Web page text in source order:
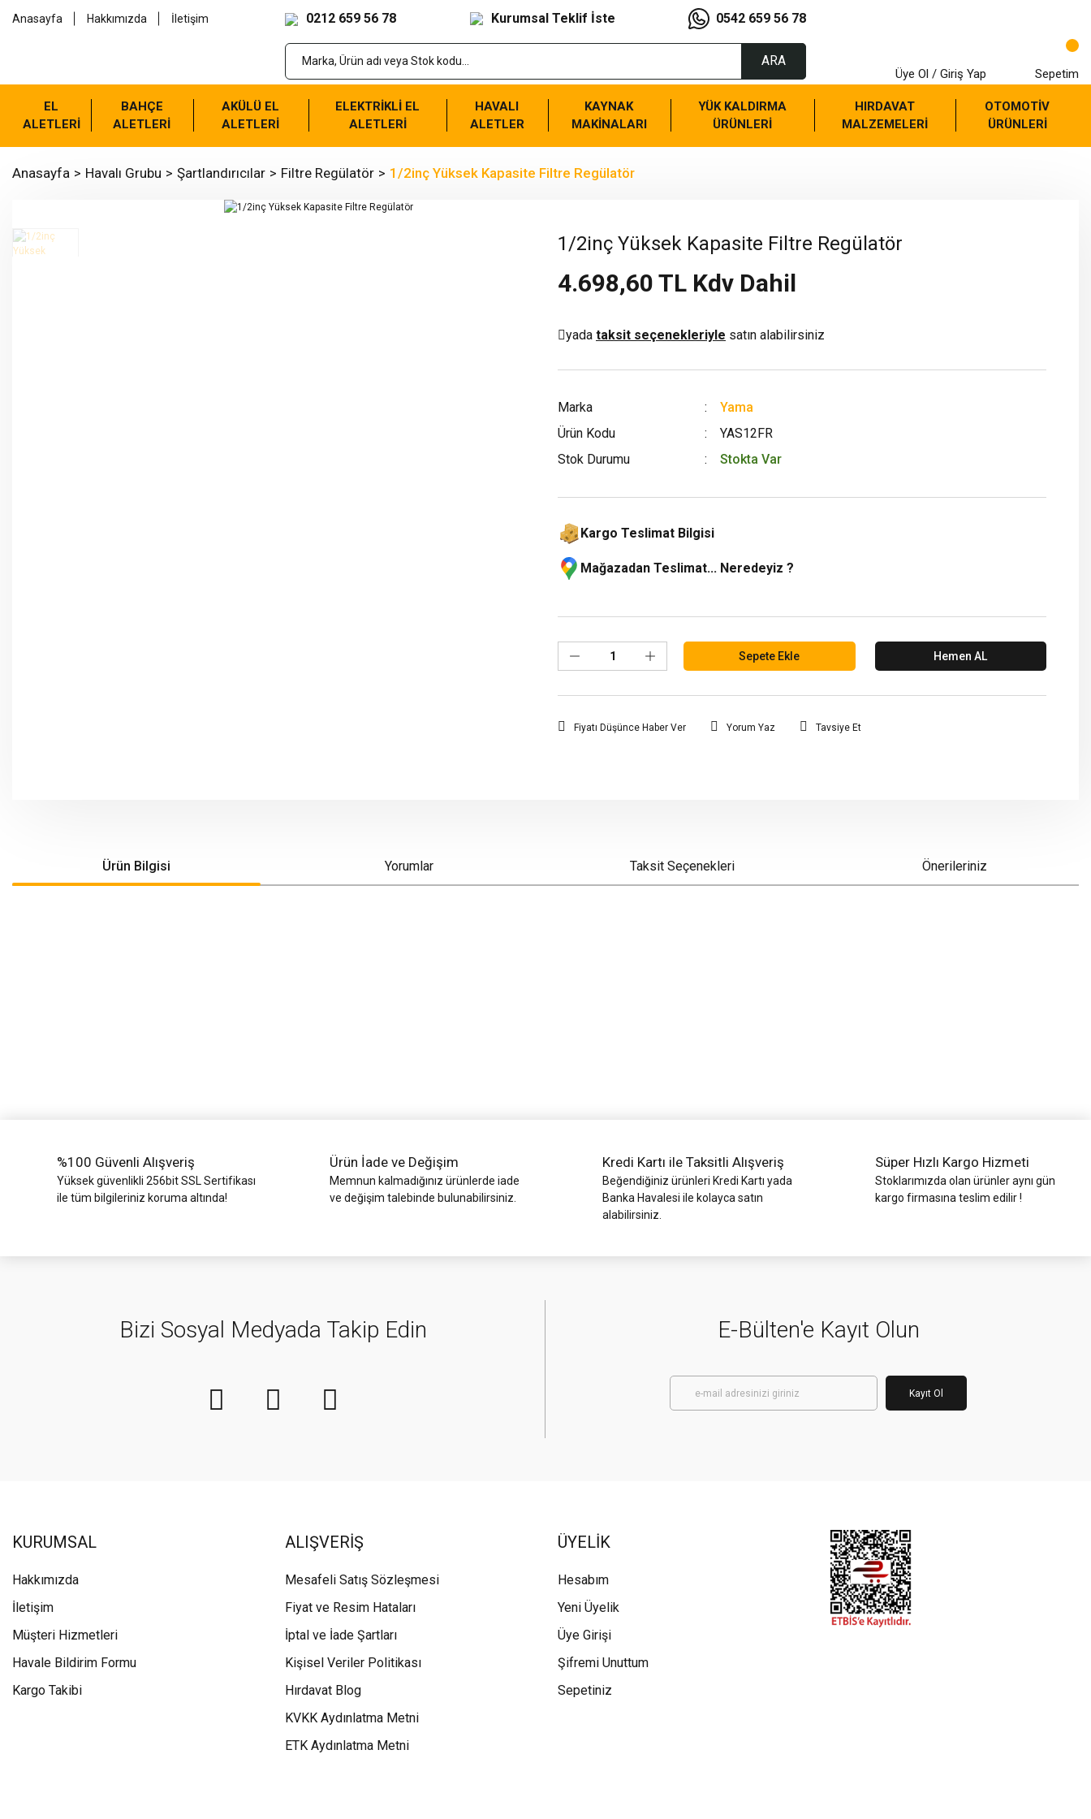
Anasayfa Hakkımızda İletişim 0212 659 56 78 Kurumsal Teklif İste 0542 659 56 78
ARA
Üye Ol / Giriş Yap Sepetim
EL
ALETLERİ
BAHÇE
ALETLERİ
AKÜLÜ EL
ALETLERİ
ELEKTRİKLİ EL
ALETLERİ
HAVALI
ALETLER
KAYNAK
MAKİNALARI
YÜK KALDIRMA
ÜRÜNLERİ
HIRDAVAT
MALZEMELERİ
OTOMOTİV
ÜRÜNLERİ
Anasayfa Havalı Grubu Şartlandırıcılar Filtre Regülatör 1/2inç Yüksek Kapasite Filtre Regülatör
1/2inç Yüksek Kapasite Filtre Regülatör
4.698,60 TL Kdv Dahil
yada taksit seçenekleriyle satın alabilirsiniz
Marka
Yama
Ürün Kodu
YAS12FR
Stok Durumu
Stokta Var
Kargo Teslimat Bilgisi
Mağazadan Teslimat... Neredeyiz ?
Sepete Ekle Hemen AL
Fiyatı Düşünce Haber Ver Yorum Yaz Tavsiye Et
Ürün Bilgisi Yorumlar Taksit Seçenekleri Önerileriniz
%100 Güvenli Alışveriş
Yüksek güvenlikli 256bit SSL Sertifikası
ile tüm bilgileriniz koruma altında!
Ürün İade ve Değişim
Memnun kalmadığınız ürünlerde iade
ve değişim talebinde bulunabilirsiniz.
Kredi Kartı ile Taksitli Alışveriş
Beğendiğiniz ürünleri Kredi Kartı yada
Banka Havalesi ile kolayca satın
alabilirsiniz.
Süper Hızlı Kargo Hizmeti
Stoklarımızda olan ürünler aynı gün
kargo firmasına teslim edilir !
Bizi Sosyal Medyada Takip Edin E-Bülten'e Kayıt Olun
Kayıt Ol
KURUMSAL
Hakkımızda
İletişim
Müşteri Hizmetleri
Havale Bildirim Formu
Kargo Takibi
ALIŞVERİŞ
Mesafeli Satış Sözleşmesi
Fiyat ve Resim Hataları
İptal ve İade Şartları
Kişisel Veriler Politikası
Hırdavat Blog
KVKK Aydınlatma Metni
ETK Aydınlatma Metni
ÜYELİK
Hesabım
Yeni Üyelik
Üye Girişi
Şifremi Unuttum
Sepetiniz